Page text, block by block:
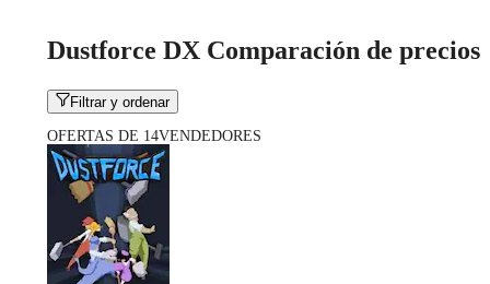
Dustforce DX Comparación de precios
Filtrar y ordenar
OFERTAS DE 14VENDEDORES